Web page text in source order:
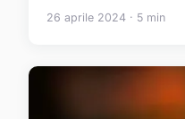
26 aprile 2024 · 5 min